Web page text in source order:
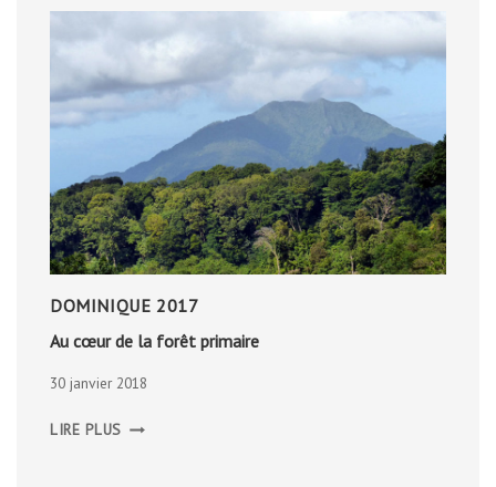
DOMINIQUE 2017
Au cœur de la forêt primaire
30 janvier 2018
LIRE PLUS CŒUR